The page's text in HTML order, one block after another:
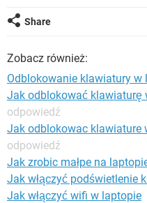
Share
Zobacz również:
Odblokowanie klawiatury w
Jak odblokować klawiaturę
odpowiedź
Jak odblokowac klawiature
odpowiedź
Jak zrobic małpe na
Jak włączyć podświetlenie
Jak włączyć wifi w laptopie